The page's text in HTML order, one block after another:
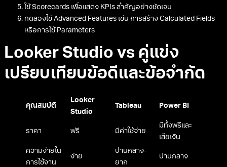
ใช้ Scorecards เพื่อแสดง KPIs สำคัญอย่างชัดเจน
ทดลองใช้ Advanced Features เช่น การสร้าง Calculated Fields
หรือการใช้ Parameters
Looker Studio vs คู่แข่ง
เปรียบเทียบข้อดีและข้อจำกัด
คุณสมบัติ
Looker
Studio
Tableau Power BI
ราคา ฟรี มีค่าใช้จ่าย
มีทั้งฟรีและ
เสียเงิน
ความง่ายใน
การใช้งาน
ง่าย
ปานกลาง-
ยาก
ปานกลาง